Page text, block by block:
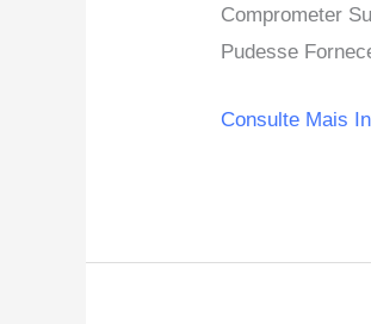
Comprometer
Pudesse
De
Água
Alto
Consulte Mais